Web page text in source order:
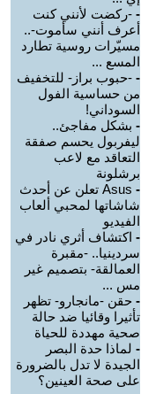
- -ركضت لأنني كنت
أعرف أنني سأموت-..
مسيّرات روسية تطارد
المسع ...
- -حبوب براز- للتخفيف
من حساسية الفول
السوداني!
- بشكل مفاجئ..
ليفربول يحسم صفقة
التعاقد مع لاعب
برشلونة
-
Asus تعلن عن أحدث
شاشاتها لمحبي ألعاب
الفيديو
- اكتشاف أثري نادر في
سردينيا.. -مقبرة
العمالقة- بتصميم غير
مس ...
- حقن -مانجارو- تظهر
تأثيرا وقائيا ضد حالة
صحية مهددة للحياة
- لماذا حدة البصر
الجيدة لا تدل بالضرورة
على صحة العينين؟